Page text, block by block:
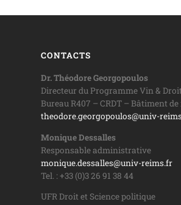
CONTACTS
Dr. Théodore Georgopoulos
Directeur du Programme Vin &
Bureau R407 – CRDT – Bâtiment
theodore.georgopoulos@univ-
Monique Dessalles
Responsable administrative
monique.dessalles@univ-reims.fr
Tel. : +33 (0)3 26 91 38 44
UFR Droit et Science politique